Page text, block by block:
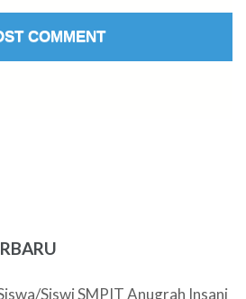
Siswi SMPIT Anugrah Insani